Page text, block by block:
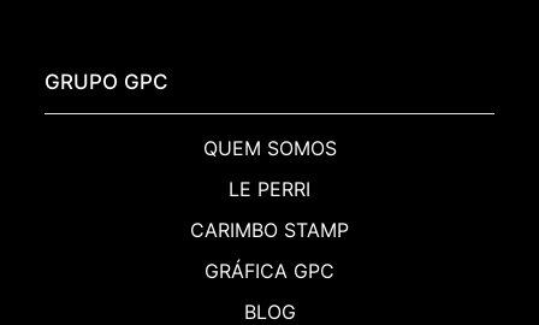
GRUPO GPC
QUEM SOMOS
LE PERRI
CARIMBO STAMP
GRÁFICA GPC
BLOG